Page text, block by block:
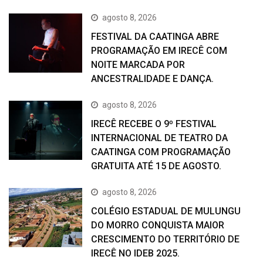
agosto 8, 2026
FESTIVAL DA CAATINGA ABRE
PROGRAMAÇÃO EM IRECÊ COM
NOITE MARCADA POR
ANCESTRALIDADE E DANÇA.
agosto 8, 2026
IRECÊ RECEBE O 9º FESTIVAL
INTERNACIONAL DE TEATRO DA
CAATINGA COM PROGRAMAÇÃO
GRATUITA ATÉ 15 DE AGOSTO.
agosto 8, 2026
COLÉGIO ESTADUAL DE MULUNGU
DO MORRO CONQUISTA MAIOR
CRESCIMENTO DO TERRITÓRIO DE
IRECÊ NO IDEB 2025.